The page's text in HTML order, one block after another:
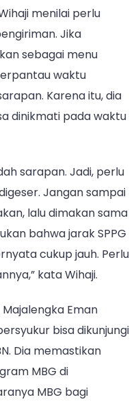
menilai perlu
Jika
sebagai menu
waktu
Karena itu, dia
dinikmati pada waktu
sarapan. Jadi, perlu
Jangan sampai
lalu dimakan sama
bahwa jarak SPPG
cukup jauh. Perlu
kata Wihaji.
Eman
bisa dikunjungi
Dia memastikan
MBG di
MBG bagi